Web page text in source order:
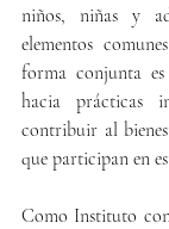
niños, niñas y
elementos
forma conjunta
hacia prácticas
contribuir al
que participan en
Como Instituto